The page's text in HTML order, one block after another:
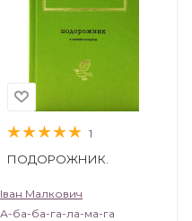
1
ПОДОРОЖНИК.
Іван Малкович
А-ба-ба-га-ла-ма-га